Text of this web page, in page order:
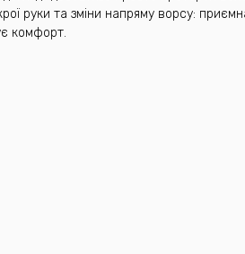
руки та зміни напряму ворсу:
комфорт.